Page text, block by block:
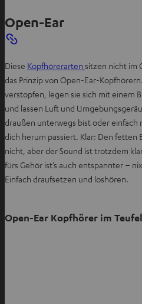
Open-Ear
Diese Kopfhörerarten sitzen nicht im
das Prinzip von Open-Ear-
verstopfen, legen sie sich mit einem
und lassen Luft und
draußen unterwegs bist oder einfach
dich herum passiert. Klar: Den fetten
nicht, aber der Sound ist trotzdem
fürs Gehör ist’s auch entspannter –
Einfach draufsetzen und loshören.
Open-Ear Kopfhörer im